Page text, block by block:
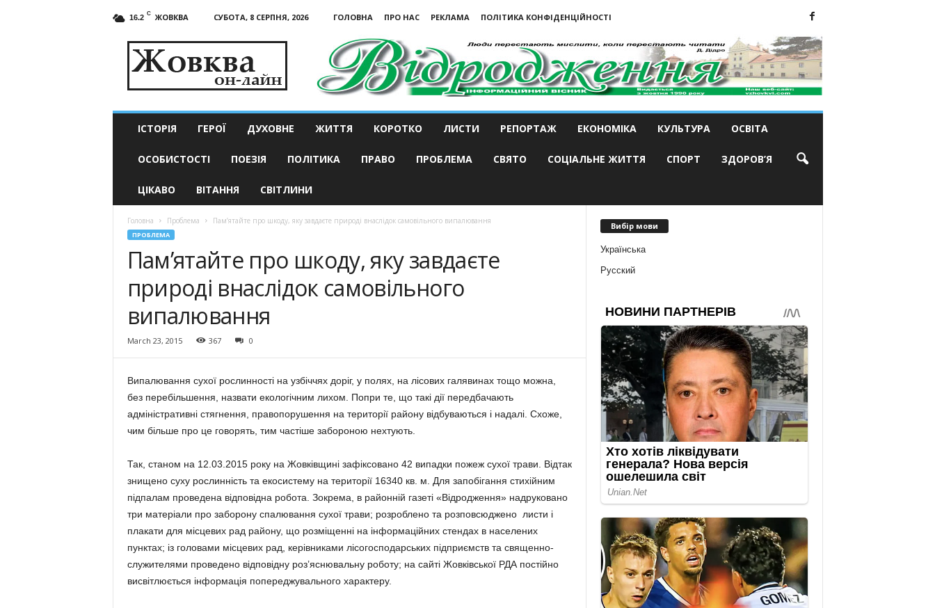
16.2 C ЖОВКВА СУБОТА, 8 СЕРПНЯ, 2026 ГОЛОВНА ПРО НАС РЕКЛАМА
ПОЛІТИКА КОНФІДЕНЦІЙНОСТІ
актуальні
ІСТОРІЯ ГЕРОЇ ДУХОВНЕ ЖИТТЯ КОРОТКО ЛИСТИ РЕПОРТАЖ ЕКОНОМІКА КУЛЬТУРА ОСВІТА
ОСОБИСТОСТІ ПОЕЗІЯ ПОЛІТИКА ПРАВО ПРОБЛЕМА СВЯТО СОЦІАЛЬНЕ ЖИТТЯ СПОРТ ЗДОРОВ’Я
ЦІКАВО ВІТАННЯ СВІТЛИНИ
Головна Проблема Пам’ятайте про шкоду, яку завдаєте природі внаслідок самовільного випалювання
ПРОБЛЕМА
Пам’ятайте про шкоду, яку завдаєте
природі внаслідок самовільного
випалювання
March 23, 2015 367 0
Випалювання сухої рослинності на узбіччях доріг, у полях, на лісових галявинах тощо можна,
без перебільшення, назвати екологічним лихом. Попри те, що такі дії передбачають
адміністративні стягнення, правопорушення на території району відбуваються і надалі. Схоже,
чим більше про це говорять, тим частіше забороною нехтують.
Так, станом на 12.03.2015 року на Жовківщині зафіксовано 42 випадки пожеж сухої трави. Відтак
знищено суху рослинність та екосистему на території 16340 кв. м. Для запобігання стихійним
підпалам проведена відповідна робота. Зокрема, в районній газеті «Відродження» надруковано
три матеріали про заборону спалювання сухої трави; розроблено та розповсюджено листи і
плакати для місцевих рад району, що розміщенні на інформаційних стендах в населених
пунктах; із головами місцевих рад, керівниками лісогосподарських підприємств та священно-
служителями проведено відповідну роз’яснювальну роботу; на сайті Жовківської РДА постійно
висвітлюється інформація попереджувального характеру.
Вибір мови
Українська
Русский